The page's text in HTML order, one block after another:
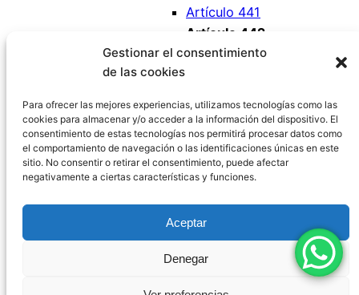
Gestionar el consentimiento
de las cookies
Para ofrecer las mejores experiencias, utilizamos tecnologías como las
cookies para almacenar y/o acceder a la información del dispositivo. El
consentimiento de estas tecnologías nos permitirá procesar datos como
el comportamiento de navegación o las identificaciones únicas en este
sitio. No consentir o retirar el consentimiento, puede afectar
negativamente a ciertas características y funciones.
Aceptar
Denegar
Artículo 441
Artículo 442
Artículo 443
Política de Privacidad
Política de
Contacto